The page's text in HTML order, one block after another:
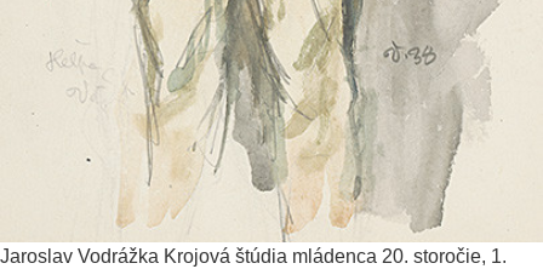
Jaroslav Vodrážka Krojová štúdia mládenca 20. storočie, 1.